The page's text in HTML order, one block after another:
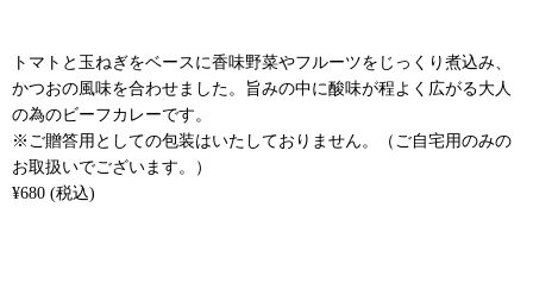
トマトと玉ねぎをベースに香味野菜やフルーツをじっくり煮込み、
かつおの風味を合わせました。旨みの中に酸味が程よく広がる大人
の為のビーフカレーです。
※ご贈答用としての包装はいたしておりません。（ご自宅用のみの
お取扱いでございます。）
¥680 (税込)